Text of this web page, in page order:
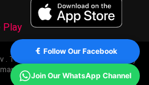
Theme by SSDIGIMARK. powered by
TV.
Follow Our Facebook
Join Our WhatsApp Channel